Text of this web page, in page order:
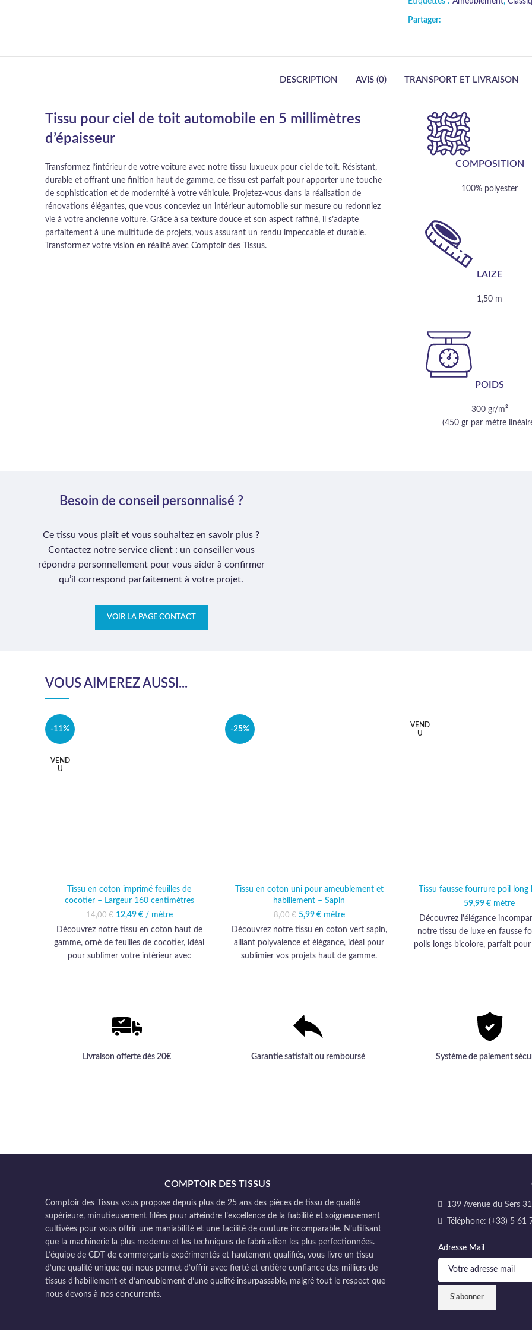
Partager:
DESCRIPTION AVIS (0) TRANSPORT ET LIVRAISON
Tissu pour ciel de toit automobile en 5 millimètres
d’épaisseur
Transformez l’intérieur de votre voiture avec notre tissu luxueux pour ciel de toit. Résistant,
durable et offrant une finition haut de gamme, ce tissu est parfait pour apporter une touche
de sophistication et de modernité à votre véhicule. Projetez-vous dans la réalisation de
rénovations élégantes, que vous conceviez un intérieur automobile sur mesure ou redonniez
vie à votre ancienne voiture. Grâce à sa texture douce et son aspect raffiné, il s’adapte
parfaitement à une multitude de projets, vous assurant un rendu impeccable et durable.
Transformez votre vision en réalité avec Comptoir des Tissus.
COMPOSITION
100% polyester
LAIZE
1,50 m
POIDS
300 gr/m²
(450 gr par mètre
Besoin de conseil personnalisé ?
Ce tissu vous plaît et vous souhaitez en savoir plus ?
Contactez notre service client : un conseiller vous
répondra personnellement pour vous aider à confirmer
qu’il correspond parfaitement à votre projet.
VOIR LA PAGE CONTACT
VOUS AIMEREZ AUSSI...
-11%
VEND
U
Tissu en coton imprimé feuilles de
cocotier – Largeur 160 centimètres
14,00€
Le prix initial était :
14,00 €.
12,49 € Le prix actuel est :
12,49 €.
/ mètre
Découvrez notre tissu en coton haut de
gamme, orné de feuilles de cocotier, idéal
pour sublimer votre intérieur avec
-25%
Tissu en coton uni pour ameublement et
habillement – Sapin
8,00€
Le prix initial était :
8,00 €.
5,99 € Le prix actuel est :
5,99 €.
mètre
Découvrez notre tissu en coton vert sapin,
alliant polyvalence et élégance, idéal pour
sublimier vos projets haut de gamme.
VEND
U
Tissu fausse fourrure poil long
59,99 €mètre
Découvrez l'élégance
notre tissu de luxe en fausse
poils longs bicolore, parfait
Livraison offerte dès 20€ Garantie satisfait ou remboursé Système de paiement
COMPTOIR DES TISSUS
Comptoir des Tissus vous propose depuis plus de 25 ans des pièces de tissu de qualité
supérieure, minutieusement filées pour atteindre l’excellence de la fiabilité et soigneusement
cultivées pour vous offrir une maniabilité et une facilité de couture incomparable. N’utilisant
que la machinerie la plus moderne et les techniques de fabrication les plus perfectionnées.
L’équipe de CDT de commerçants expérimentés et hautement qualifiés, vous livre un tissu
d’une qualité unique qui nous permet d’offrir avec fierté et entière confiance des milliers de
tissus d’habillement et d’ameublement d’une qualité insurpassable, malgré tout le respect que
nous devons à nos concurrents.
139 Avenue du Sers
Téléphone: (+33) 5 61
Adresse Mail